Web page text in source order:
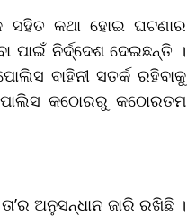
ସହିତ କଥା ହୋଇ ଘଟଣାର
ପାଇଁ ନିର୍ଦ୍ଦେଶ ଦେଇଛନ୍ତି ।
ବାହିନୀ ସତର୍କ ରହିବାକୁ
ପୋଲିସ କଠୋରରୁ କଠୋରତମ
ଅନୁସନ୍ଧାନ ଜାରି ରଖିଛି ।